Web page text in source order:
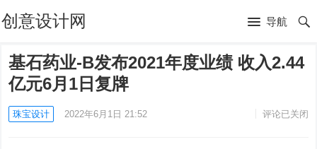
创意设计网 导航
基石药业-B发布2021年度业绩 收入2.44
亿元6月1日复牌
珠宝设计 2022年6月1日 21:52 评论已关闭